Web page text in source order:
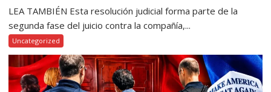
LEA TAMBIÉN Esta resolución judicial forma parte de la
segunda fase del juicio contra la compañía,...
Uncategorized